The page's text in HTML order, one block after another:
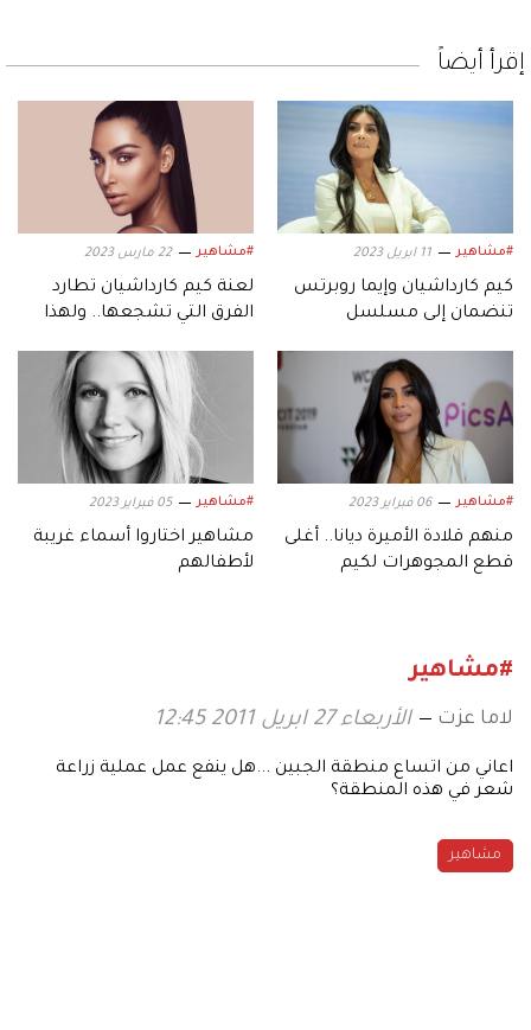
إقرأ أيضاً
#مشاهير 11 ابريل 2023
كيم كارداشيان وإيما روبرتس
تنضمان إلى مسلسل
#مشاهير 22 مارس 2023
لعنة كيم كارداشيان تطارد
الفرق التي تشجعها.. ولهذا
#مشاهير 06 فبراير 2023
منهم قلادة الأميرة ديانا.. أغلى
قطع المجوهرات لكيم
#مشاهير 05 فبراير 2023
مشاهير اختاروا أسماء غريبة
لأطفالهم
#مشاهير
لاما عزت الأربعاء 27 ابريل 2011 12:45
اعاني من اتساع منطقة الجبين ...هل ينفع عمل عملية زراعة
شعر في هذه المنطقة؟
مشاهير